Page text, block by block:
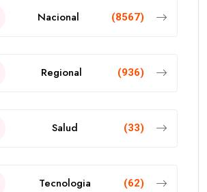
Nacional (8567)
Regional (936)
Salud (33)
Tecnologia (62)